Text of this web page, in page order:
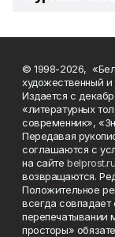
© 1998-2026,
художественный
Издается с
«литературных
современник»,
Передавая
соглашаются с
на сайтеbelprost.ru
возвращаются.
Положительное
всегда совпадает
перепечатывании
просторы»